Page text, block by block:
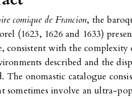
comique de Francion, the
(1623, 1626 and 1633)
consistent with the complexity
described and the
The onomastic catalogue
sometimes involve an ultra-